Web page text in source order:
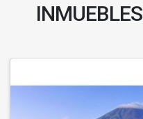
INMUEBLES